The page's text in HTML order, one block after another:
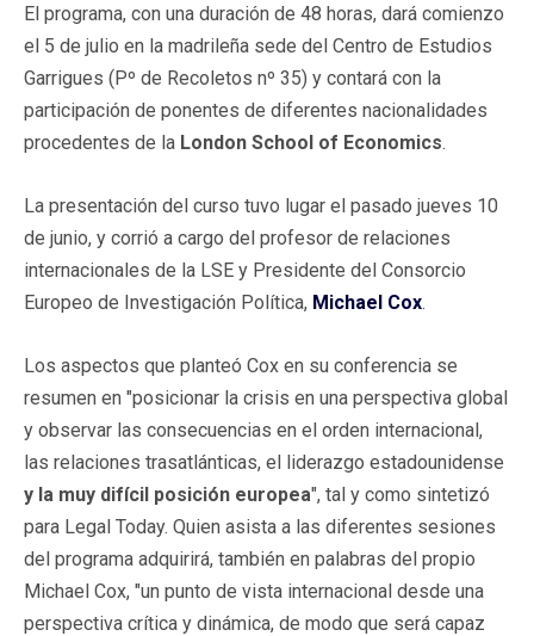
El programa, con una duración de 48 horas, dará comienzo
el 5 de julio en la madrileña sede del Centro de Estudios
Garrigues (Pº de Recoletos nº 35) y contará con la
participación de ponentes de diferentes nacionalidades
procedentes de la London School of Economics.
La presentación del curso tuvo lugar el pasado jueves 10
de junio, y corrió a cargo del profesor de relaciones
internacionales de la LSE y Presidente del Consorcio
Europeo de Investigación Política, Michael Cox.
Los aspectos que planteó Cox en su conferencia se
resumen en "posicionar la crisis en una perspectiva global
y observar las consecuencias en el orden internacional,
las relaciones trasatlánticas, el liderazgo estadounidense
y la muy difícil posición europea", tal y como sintetizó
para Legal Today. Quien asista a las diferentes sesiones
del programa adquirirá, también en palabras del propio
Michael Cox, "un punto de vista internacional desde una
perspectiva crítica y dinámica, de modo que será capaz